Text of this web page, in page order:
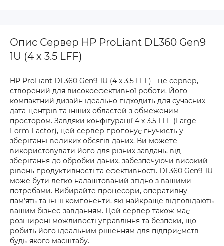
Опис Сервер HP ProLiant DL360 Gen9
1U (4 x 3.5 LFF)
HP ProLiant DL360 Gen9 1U (4 x 3.5 LFF) - це сервер,
створений для високоефективної роботи. Його
компактний дизайн ідеально підходить для сучасних
дата-центрів та інших областей з обмеженим
простором. Завдяки конфігурації 4 x 3.5 LFF (Large
Form Factor), цей сервер пропонує гнучкість у
зберіганні великих обсягів даних. Ви можете
використовувати його для різних завдань, від
зберігання до обробки даних, забезпечуючи високий
рівень продуктивності та ефективності. DL360 Gen9 1U
може бути легко налаштований згідно з вашими
потребами. Вибирайте процесори, оперативну
пам'ять та інші компоненти, які найкраще відповідають
вашим бізнес-завданням. Цей сервер також має
розширені можливості управління та безпеки, що
робить його ідеальним рішенням для підприємств
будь-якого масштабу.